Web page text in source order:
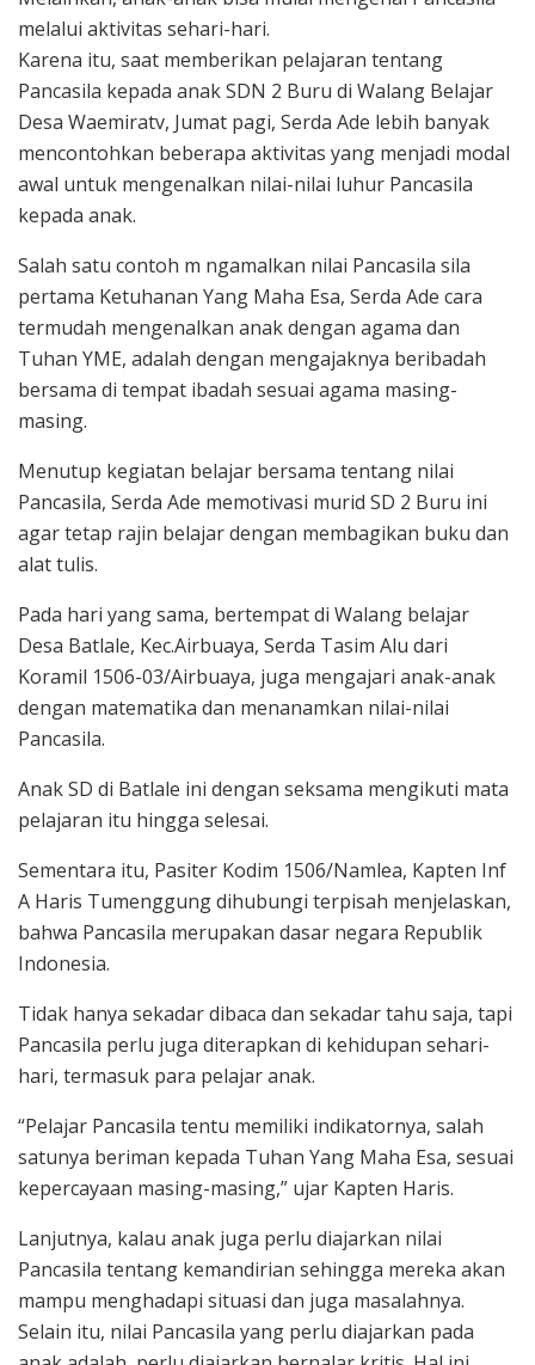
melalui aktivitas sehari-hari.
Karena itu, saat memberikan pelajaran tentang
Pancasila kepada anak SDN 2 Buru di Walang Belajar
Desa Waemiratv, Jumat pagi, Serda Ade lebih banyak
mencontohkan beberapa aktivitas yang menjadi modal
awal untuk mengenalkan nilai-nilai luhur Pancasila
kepada anak.
Salah satu contoh m ngamalkan nilai Pancasila sila
pertama Ketuhanan Yang Maha Esa, Serda Ade cara
termudah mengenalkan anak dengan agama dan
Tuhan YME, adalah dengan mengajaknya beribadah
bersama di tempat ibadah sesuai agama masing-
masing.
Menutup kegiatan belajar bersama tentang nilai
Pancasila, Serda Ade memotivasi murid SD 2 Buru ini
agar tetap rajin belajar dengan membagikan buku dan
alat tulis.
Pada hari yang sama, bertempat di Walang belajar
Desa Batlale, Kec.Airbuaya, Serda Tasim Alu dari
Koramil 1506-03/Airbuaya, juga mengajari anak-anak
dengan matematika dan menanamkan nilai-nilai
Pancasila.
Anak SD di Batlale ini dengan seksama mengikuti mata
pelajaran itu hingga selesai.
Sementara itu, Pasiter Kodim 1506/Namlea, Kapten Inf
A Haris Tumenggung dihubungi terpisah menjelaskan,
bahwa Pancasila merupakan dasar negara Republik
Indonesia.
Tidak hanya sekadar dibaca dan sekadar tahu saja, tapi
Pancasila perlu juga diterapkan di kehidupan sehari-
hari, termasuk para pelajar anak.
“Pelajar Pancasila tentu memiliki indikatornya, salah
satunya beriman kepada Tuhan Yang Maha Esa, sesuai
kepercayaan masing-masing,” ujar Kapten Haris.
Lanjutnya, kalau anak juga perlu diajarkan nilai
Pancasila tentang kemandirian sehingga mereka akan
mampu menghadapi situasi dan juga masalahnya.
Selain itu, nilai Pancasila yang perlu diajarkan pada